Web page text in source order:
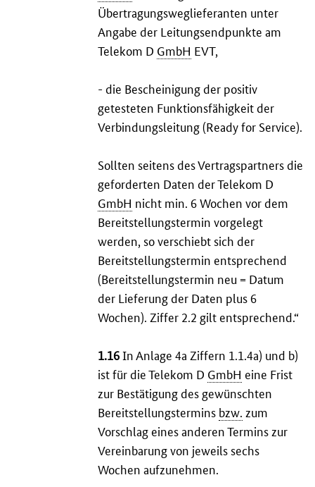
Übertragungsweglieferanten unter
Angabe der Leitungsendpunkte am
Telekom D GmbH EVT,
- die Bescheinigung der positiv
getesteten Funktionsfähigkeit der
Verbindungsleitung (Ready for Service).
Sollten seitens des Vertragspartners die
geforderten Daten der Telekom D
GmbH nicht min. 6 Wochen vor dem
Bereitstellungstermin vorgelegt
werden, so verschiebt sich der
Bereitstellungstermin entsprechend
(Bereitstellungstermin neu = Datum
der Lieferung der Daten plus 6
Wochen). Ziffer 2.2 gilt entsprechend.“
1.16In Anlage 4a Ziffern 1.1.4a) und b)
ist für die Telekom D GmbH eine Frist
zur Bestätigung des gewünschten
Bereitstellungstermins bzw. zum
Vorschlag eines anderen Termins zur
Vereinbarung von jeweils sechs
Wochen aufzunehmen.